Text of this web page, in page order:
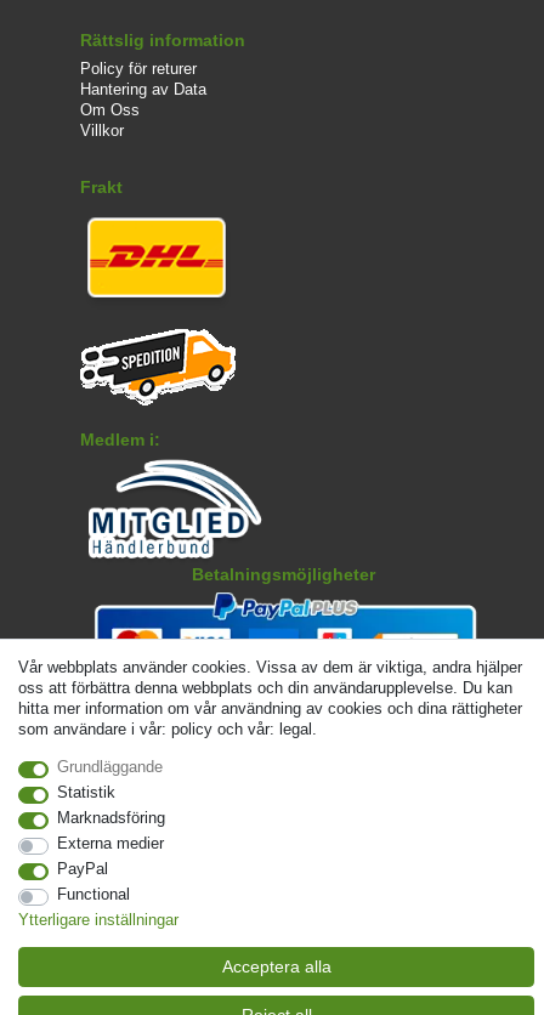
Rättslig information
Policy för returer
Hantering av Data
Om Oss
Villkor
Frakt
Medlem i:
Betalningsmöjligheter
© Copyright 2026 | Alla rattigheter forbehallna. - Angivna priser är inklusive 19 %
moms | För grundpris, se respektive artikel | Gäller för försändelser inom Sverige
Vår webbplats använder cookies. Vissa av dem är viktiga, andra hjälper
oss att förbättra denna webbplats och din användarupplevelse. Du kan
hitta mer information om vår användning av cookies och dina rättigheter
som användare i vår: policy och vår: legal.
Grundläggande
Statistik
Marknadsföring
Externa medier
PayPal
Functional
Ytterligare inställningar
Acceptera alla
Withdraw from contract here